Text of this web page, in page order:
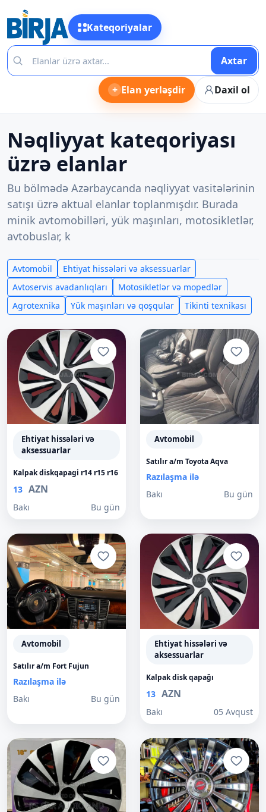
Kateqoriyalar
Axtar
+ Elan yerləşdir Daxil ol
Nəqliyyat kateqoriyası
üzrə elanlar
Bu bölmədə Azərbaycanda nəqliyyat vasitələrinin
satışı üzrə aktual elanlar toplanmışdır. Burada
minik avtomobilləri, yük maşınları, motosikletlər,
avtobuslar, k
Avtomobil
Ehtiyat hissələri və aksessuarlar
Avtoservis avadanlıqları
Motosikletlər və mopedlər
Agrotexnika
Yük maşınları və qoşqular Tikinti texnikası
Ehtiyat hissələri və
aksessuarlar
Kalpak diskqapagi r14 r15 r16
13 AZN
Bakı Bu gün
Avtomobil
Satılır a/m Toyota Aqva
Razılaşma ilə
Bakı
Bu gün
Avtomobil
Satılır a/m Fort Fujun
Razılaşma ilə
Bakı
Bu gün
Ehtiyat hissələri və
aksessuarlar
Kalpak disk qapağı
13 AZN
Bakı 05 Avqust